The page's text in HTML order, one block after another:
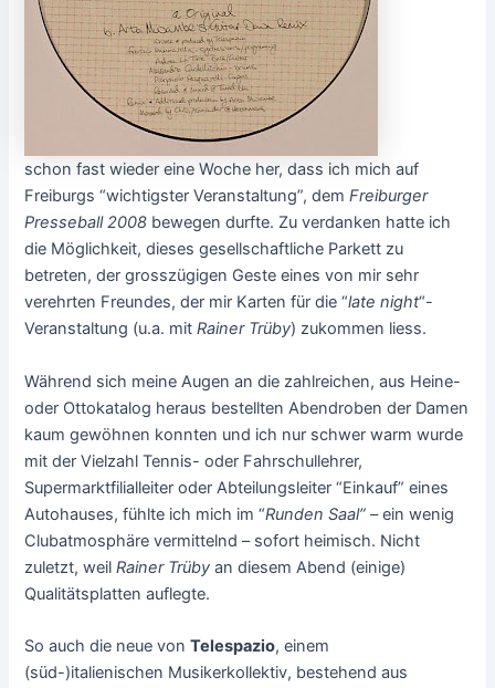
schon fast wieder eine Woche her, dass ich mich auf
Freiburgs “wichtigster Veranstaltung”, demFreiburger
Presseball 2008 bewegen durfte. Zu verdanken hatte ich
die Möglichkeit, dieses gesellschaftliche Parkett zu
betreten, der grosszügigen Geste eines von mir sehr
verehrten Freundes, der mir Karten für die “late night“-
Veranstaltung (u.a. mitRainer Trüby) zukommen liess.
Während sich meine Augen an die zahlreichen, aus Heine-
oder Ottokatalog heraus bestellten Abendroben der Damen
kaum gewöhnen konnten und ich nur schwer warm wurde
mit der Vielzahl Tennis- oder Fahrschullehrer,
Supermarktfilialleiter oder Abteilungsleiter “Einkauf” eines
Autohauses, fühlte ich mich im “Runden Saal” –ein wenig
Clubatmosphäre vermittelnd – sofort heimisch. Nicht
zuletzt, weilRainer Trübyan diesem Abend (einige)
Qualitätsplatten auflegte.
So auch die neue vonTelespazio, einem
(süd-)italienischen Musikerkollektiv, bestehend aus